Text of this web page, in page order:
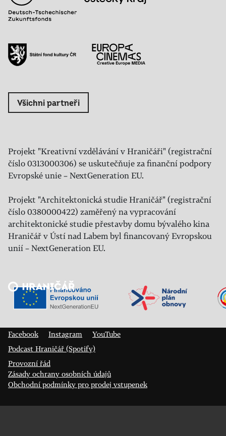
Všichni partneři
Projekt "Kreativní vzdělávání v Hraničáři" (registrační
číslo 0313000306) se uskutečňuje za finanční podpory
Evropské unie – NextGeneration EU.
Projekt "Architektonická studie Hraničář" (registrační
číslo 0380000422) zaměřený na vypracování
architektonické studie přestavby domu bývalého kina
Hraničář v Ústí nad Labem byl financovaný Evropskou
unií – NextGeneration EU.
Veřejný sál Hraničář, spolek
Facebook
Instagram
YouTube
Podcast Hraničář (Spotify)
Provozní řád
Zásady ochrany osobních údajů
Obchodní podmínky pro prodej vstupenek